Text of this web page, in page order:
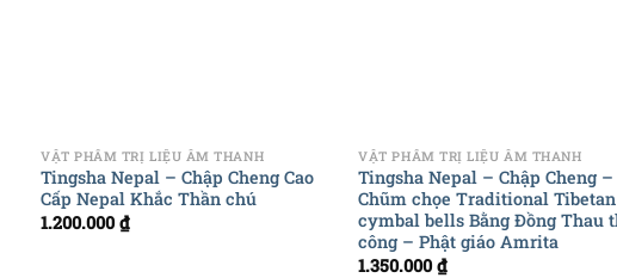
VẬT PHẨM TRỊ LIỆU ÂM THANH
Tingsha Nepal – Chập Cheng Cao
Cấp Nepal Khắc Thần chú
1.200.000₫
VẬT PHẨM TRỊ LIỆU ÂM THANH
Tingsha Nepal – Chập Cheng –
Chũm chọe Traditional Tibetan
cymbal bells Bằng Đồng Thau
công – Phật giáo Amrita
1.350.000₫